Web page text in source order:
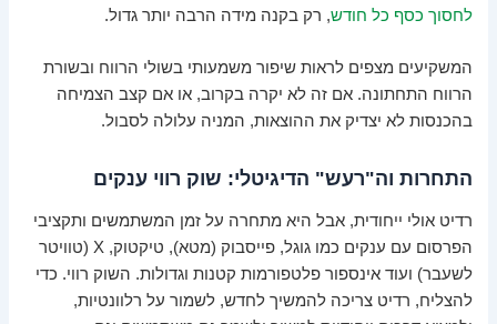
לחסוך כסף כל חודש, רק בקנה מידה הרבה יותר גדול.
המשקיעים מצפים לראות שיפור משמעותי בשולי הרווח ובשורת
הרווח התחתונה. אם זה לא יקרה בקרוב, או אם קצב הצמיחה
בהכנסות לא יצדיק את ההוצאות, המניה עלולה לסבול.
התחרות וה"רעש" הדיגיטלי: שוק רווי ענקים
רדיט אולי ייחודית, אבל היא מתחרה על זמן המשתמשים ותקציבי
הפרסום עם ענקים כמו גוגל, פייסבוק (מטא), טיקטוק, X (טוויטר
לשעבר) ועוד אינספור פלטפורמות קטנות וגדולות. השוק רווי. כדי
להצליח, רדיט צריכה להמשיך לחדש, לשמור על רלוונטיות,